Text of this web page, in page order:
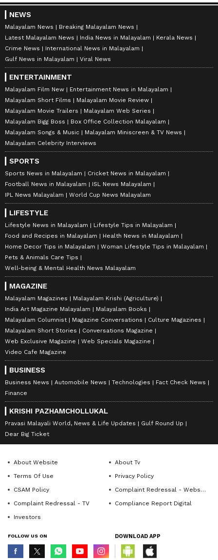
NEWS
Malayalam News
Breaking Malayalam News
Latest Malayalam News
India News in Malayalam
Kerala News
Crime News
International News in Malayalam
Gulf News in Malayalam
Viral News
ENTERTAINMENT
Malayalam Film New
Entertainment News in Malayalam
Malayalam Short Films
Malayalam Movie Review
Malayalam Movie Trailers
Malayalam Web Series
Malayalam Bigg Boss
Box Office Collection Malayalam
Malayalam Songs & Music
Malayalam Miniscreen & TV News
Malayalam Celebrity Interviews
SPORTS
Sports News in Malayalam
Cricket News in Malayalam
Football News in Malayalam
ISL News Malayalam
IPL News Malayalam
World Cup News Malayalam
LIFESTYLE
Lifestyle News in Malayalam
Lifestyle Tips in Malayalam
Food and Recipes in Malayalam
Health News in Malayalam
Home Decor Tips in Malayalam
Woman Lifestyle Tips in Malayalam
Pets & Animals Care Tips
Well-being & Mental Health News Malayalam
MAGAZINE
Malayalam Magazines
Malayalam Krishi (Agriculture)
India Art Magazine Malayalam
Malayalam Books
Malayalam Columnist
Magazine Conversations
Culture Magazines
Malayalam Short Stories
Conversations Magazine
Web Exclusive Magazine
Web Specials Magazine
Video Cafe Magazine
BUSINESS
Business News Automobile News Technologies
Fact Check News
Finance
KRISHI PAZHAMCHOLLUKAL
Pravasi Malayali World, News & Life Updates
Gulf Round Up
Dear Big Ticket
About Website
About Tv
Terms Of Use
Privacy Policy
CSAM Policy
Complaint Redressal - Website
Complaint Redressal - TV
Compliance Report Digital
Investors
FOLLOW US ON DOWNLOAD APP